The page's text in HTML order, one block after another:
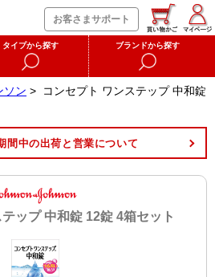
お客さまサポート
タイプから探す ブランドから探す
ソン >
コンセプト ワンステップ 中和錠
間中の出荷と営業について
ップ 中和錠 12錠 4箱セット